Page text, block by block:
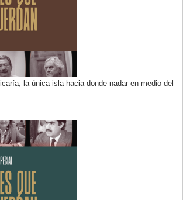
la única isla hacia donde nadar en medio del